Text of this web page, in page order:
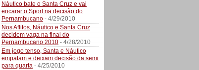
Náutico bate o Santa Cruz e vai
encarar o Sport na decisão do
Pernambucano - 4/29/2010
Nos Aflitos, Náutico e Santa Cruz
decidem vaga na final do
Pernambucano 2010 - 4/28/2010
Em jogo tenso, Santa e Náutico
empatam e deixam decisão da semi
para quarta - 4/25/2010